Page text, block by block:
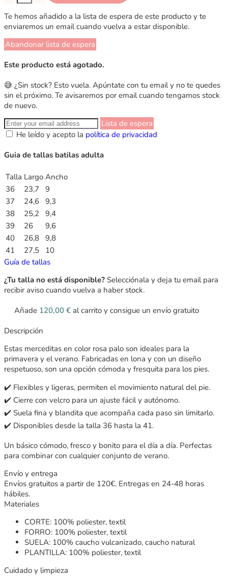
Te hemos añadido a la lista de espera de este producto y te
enviaremos un email cuando vuelva a estar disponible.
Abandonar lista de espera
Este producto está agotado.
😅 ¿Sin stock? Esto vuela. Apúntate con tu email y no te quedes
sin el próximo. Te avisaremos por email cuando tengamos stock
de nuevo.
Lista de espera
He leído y acepto la política de privacidad
Guia de tallas batilas adulta
Talla Largo Ancho
36
23,7
9
37
24,6 9,3
38
25,2
9,4
39
26
9,6
40
26,8 9,8
41
27,5
10
Guía de tallas
¿Tu talla no está disponible? Selecciónala y deja tu email para
recibir aviso cuando vuelva a haber stock.
Añade 120,00 € al carrito y consigue un envío gratuito
Descripción
Estas merceditas en color rosa palo son ideales para la
primavera y el verano. Fabricadas en lona y con un diseño
respetuoso, son una opción cómoda y fresquita para los pies.
✔️ Flexibles y ligeras, permiten el movimiento natural del pie.
✔️ Cierre con velcro para un ajuste fácil y autónomo.
✔️ Suela fina y blandita que acompaña cada paso sin limitarlo.
✔️ Disponibles desde la talla 36 hasta la 41.
Un básico cómodo, fresco y bonito para el día a día. Perfectas
para combinar con cualquier conjunto de verano.
Envío y entrega
Envíos gratuitos a partir de 120€. Entregas en 24-48 horas
hábiles.
Materiales
CORTE: 100% poliester, textil
FORRO: 100% poliester, textil
SUELA: 100% caucho vulcanizado, caucho natural
PLANTILLA: 100% poliester, textil
Cuidado y limpieza